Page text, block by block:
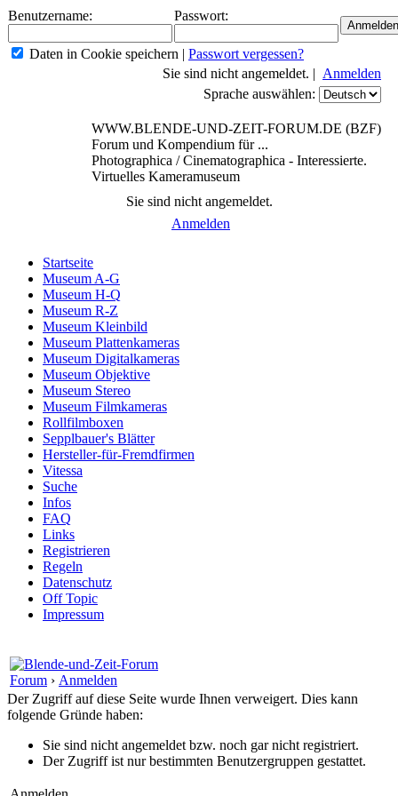
Benutzername: Passwort:
Daten in Cookie speichern | Passwort vergessen?
Sie sind nicht angemeldet. | Anmelden
Sprache auswählen:
WWW.BLENDE-UND-ZEIT-FORUM.DE (BZF)
Forum und Kompendium für ...
Photographica / Cinematographica - Interessierte.
Virtuelles Kameramuseum
Sie sind nicht angemeldet.
Anmelden
Startseite
Museum A-G
Museum H-Q
Museum R-Z
Museum Kleinbild
Museum Plattenkameras
Museum Digitalkameras
Museum Objektive
Museum Stereo
Museum Filmkameras
Rollfilmboxen
Sepplbauer's Blätter
Hersteller-für-Fremdfirmen
Vitessa
Suche
Infos
FAQ
Links
Registrieren
Regeln
Datenschutz
Off Topic
Impressum
Forum › Anmelden
Der Zugriff auf diese Seite wurde Ihnen verweigert. Dies kann
folgende Gründe haben:
Sie sind nicht angemeldet bzw. noch gar nicht registriert.
Der Zugriff ist nur bestimmten Benutzergruppen gestattet.